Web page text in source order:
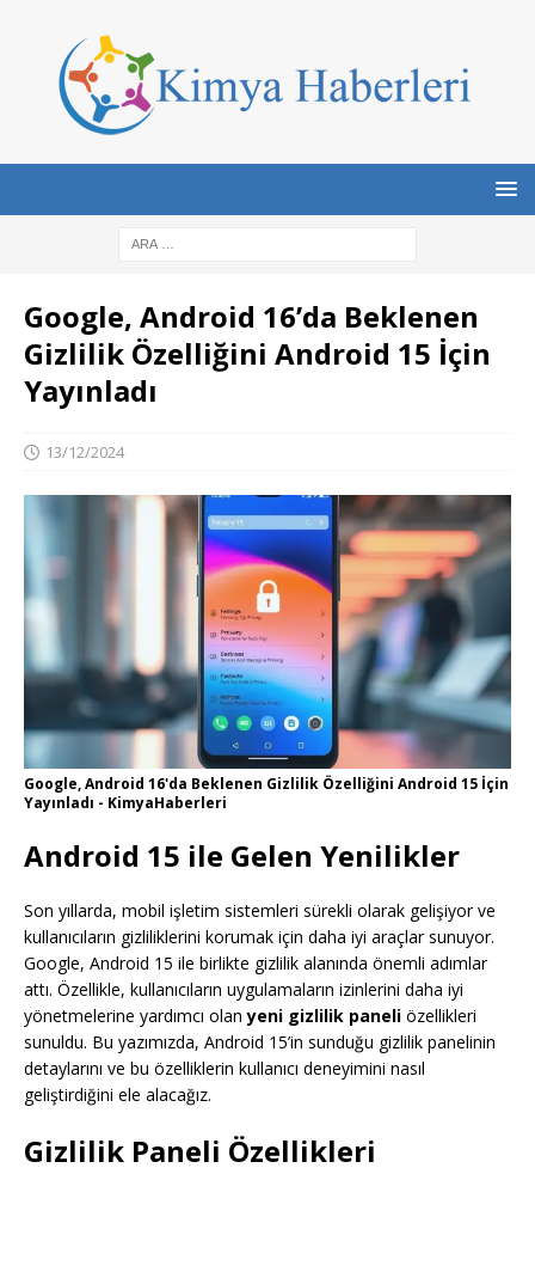
Google, Android 16’da Beklenen
Gizlilik Özelliğini Android 15 İçin
Yayınladı
13/12/2024
Google, Android 16'da Beklenen Gizlilik Özelliğini Android 15 İçin
Yayınladı - KimyaHaberleri
Android 15 ile Gelen Yenilikler
Son yıllarda, mobil işletim sistemleri sürekli olarak gelişiyor ve
kullanıcıların gizliliklerini korumak için daha iyi araçlar sunuyor.
Google, Android 15 ile birlikte gizlilik alanında önemli adımlar
attı. Özellikle, kullanıcıların uygulamaların izinlerini daha iyi
yönetmelerine yardımcı olanyeni gizlilik paneli özellikleri
sunuldu. Bu yazımızda, Android 15’in sunduğu gizlilik panelinin
detaylarını ve bu özelliklerin kullanıcı deneyimini nasıl
geliştirdiğini ele alacağız.
Gizlilik Paneli Özellikleri